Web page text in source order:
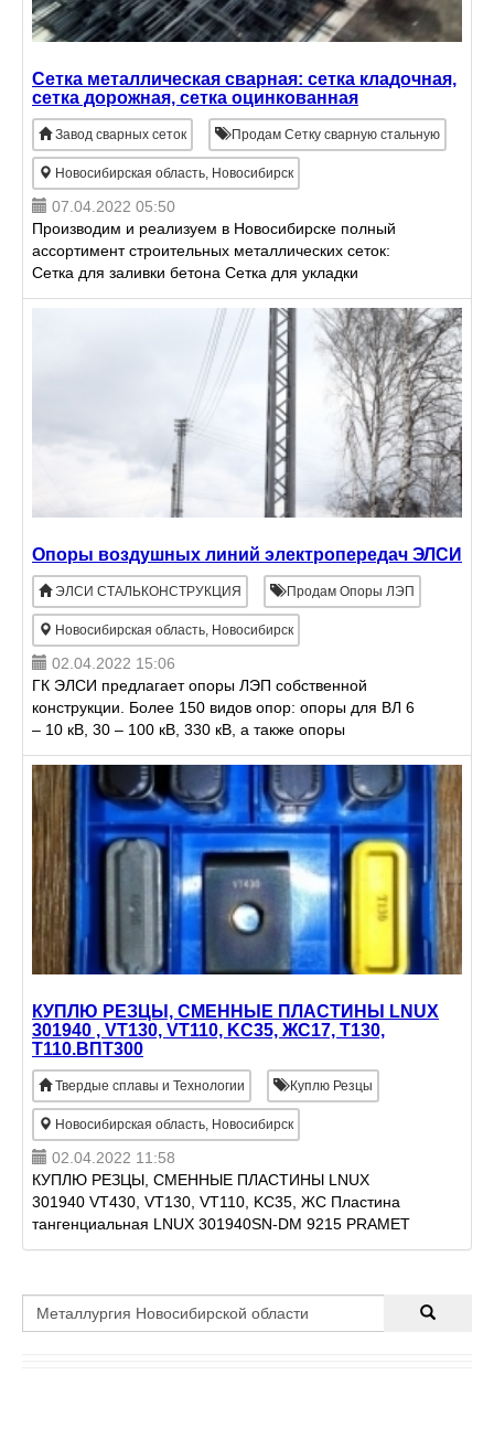
Сетка металлическая сварная: сетка кладочная,
сетка дорожная, сетка оцинкованная
Завод сварных сеток Продам Сетку сварную стальную
Новосибирская область, Новосибирск
07.04.2022 05:50
Производим и реализуем в Новосибирске полный
ассортимент строительных металлических сеток:
Сетка для заливки бетона Сетка для укладки
кирпичной кладки Сетка для бетонирования Сетка
Опоры воздушных линий электропередач ЭЛСИ
ЭЛСИ СТАЛЬКОНСТРУКЦИЯ Продам Опоры ЛЭП
Новосибирская область, Новосибирск
02.04.2022 15:06
ГК ЭЛСИ предлагает опоры ЛЭП собственной
конструкции. Более 150 видов опор: опоры для ВЛ 6
– 10 кВ, 30 – 100 кВ, 330 кВ, а также опоры
контактной сети железных дорог. Опоры линий
электропередачи, раз
КУПЛЮ РЕЗЦЫ, СМЕННЫЕ ПЛАСТИНЫ LNUX
301940 , VT130, VT110, KC35, ЖС17, Т130,
Т110.ВПТ300
Твердые сплавы и Технологии Куплю Резцы
Новосибирская область, Новосибирск
02.04.2022 11:58
КУПЛЮ РЕЗЦЫ, СМЕННЫЕ ПЛАСТИНЫ LNUX
301940 VT430, VT130, VT110, KC35, ЖС Пластина
тангенциальная LNUX 301940SN-DM 9215 PRAMET
Пластина тангенциальная LNUX 301940SN-DM 9230